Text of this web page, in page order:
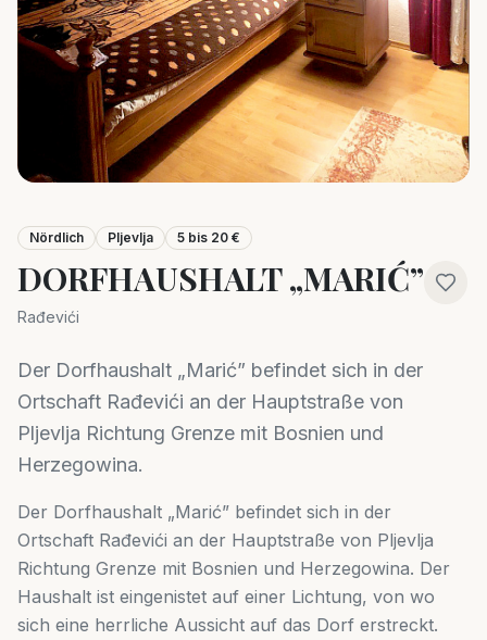
Nördlich Pljevlja 5 bis 20 €
DORFHAUSHALT „MARIĆ”
Rađevići
Der Dorfhaushalt „Marić” befindet sich in der
Ortschaft Rađevići an der Hauptstraße von
Pljevlja Richtung Grenze mit Bosnien und
Herzegowina.
Der Dorfhaushalt „Marić” befindet sich in der
Ortschaft Rađevići an der Hauptstraße von Pljevlja
Richtung Grenze mit Bosnien und Herzegowina. Der
Haushalt ist eingenistet auf einer Lichtung, von wo
sich eine herrliche Aussicht auf das Dorf erstreckt.